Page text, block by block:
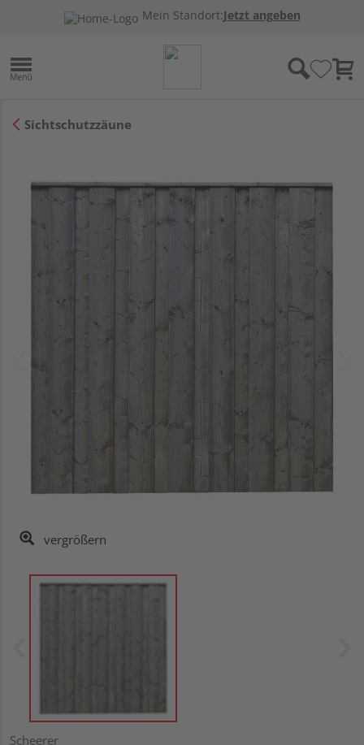
Mein Standort:Jetzt angeben
Sichtschutzzäune
vergrößern
Scheerer